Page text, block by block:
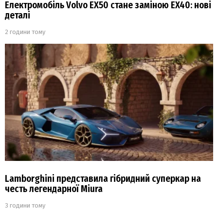
Електромобіль Volvo EX50 стане заміною EX40: нові
деталі
2 години тому
Lamborghini представила гібридний суперкар на
честь легендарної Miura
3 години тому